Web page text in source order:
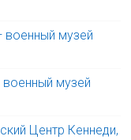
военный музей
музей
Центр Кеннеди,